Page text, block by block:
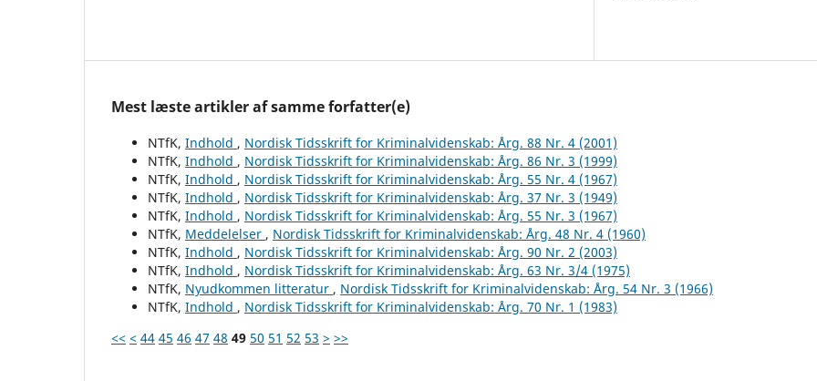
Mest læste artikler af samme forfatter(e)
NTfK, Indhold , Nordisk Tidsskrift for Kriminalvidenskab: Årg. 88 Nr. 4 (2001)
NTfK, Indhold , Nordisk Tidsskrift for Kriminalvidenskab: Årg. 86 Nr. 3 (1999)
NTfK, Indhold , Nordisk Tidsskrift for Kriminalvidenskab: Årg. 55 Nr. 4 (1967)
NTfK, Indhold , Nordisk Tidsskrift for Kriminalvidenskab: Årg. 37 Nr. 3 (1949)
NTfK, Indhold , Nordisk Tidsskrift for Kriminalvidenskab: Årg. 55 Nr. 3 (1967)
NTfK, Meddelelser , Nordisk Tidsskrift for Kriminalvidenskab: Årg. 48 Nr. 4 (1960)
NTfK, Indhold , Nordisk Tidsskrift for Kriminalvidenskab: Årg. 90 Nr. 2 (2003)
NTfK, Indhold , Nordisk Tidsskrift for Kriminalvidenskab: Årg. 63 Nr. 3/4 (1975)
NTfK, Nyudkommen litteratur , Nordisk Tidsskrift for Kriminalvidenskab: Årg. 54 Nr. 3 (1966)
NTfK, Indhold , Nordisk Tidsskrift for Kriminalvidenskab: Årg. 70 Nr. 1 (1983)
<< < 44 45 46 47 48 49 50 51 52 53 > >>